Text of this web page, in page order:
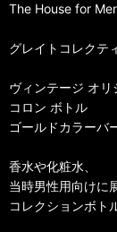
The House for
グレイトコレクテ
ヴィンテージ オリ
コロン ボトル
ゴールドカラーバ
香水や化粧水、
当時男性用向けに
コレクションボト